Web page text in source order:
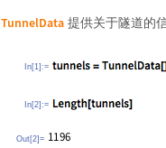
TunnelData 提供关于隧道的
In[1]:=
In[2]:=
Out[2]=